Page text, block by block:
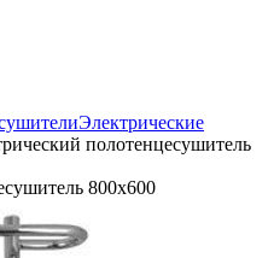
Электрические
полотенцесушитель
800x600